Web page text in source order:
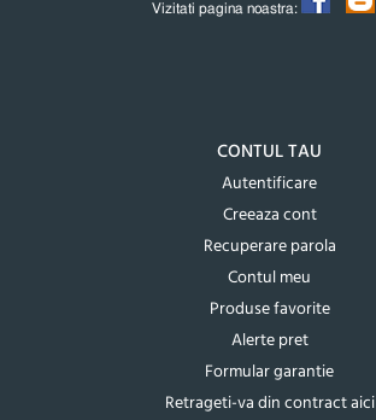
Vizitati pagina noastra:
CONTUL TAU
Autentificare
Creeaza cont
Recuperare parola
Contul meu
Produse favorite
Alerte pret
Formular garantie
Retrageti-va din contract aici